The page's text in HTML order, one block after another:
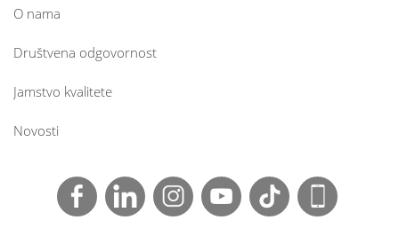
O nama
Društvena odgovornost
Jamstvo kvalitete
Novosti